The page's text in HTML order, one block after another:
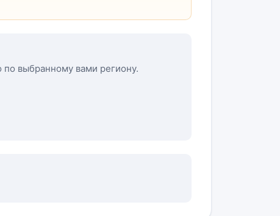
по выбранному вами региону.